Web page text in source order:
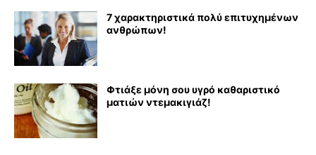
7 χαρακτηριστικά πολύ επιτυχημένων
ανθρώπων!
Φτιάξε μόνη σου υγρό καθαριστικό
ματιών ντεμακιγιάζ!